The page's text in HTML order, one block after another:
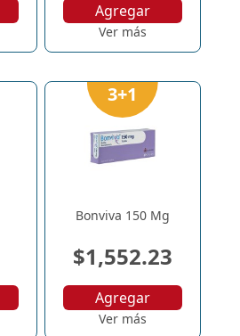
Agregar
Ver más
3+1
Bonviva 150 Mg
$1,552.23
Agregar
Ver más